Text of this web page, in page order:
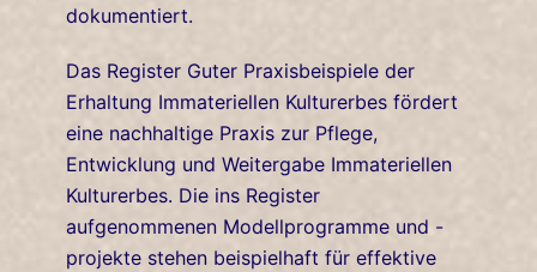
dokumentiert.
Das Register Guter Praxisbeispiele der
Erhaltung Immateriellen Kulturerbes fördert
eine nachhaltige Praxis zur Pflege,
Entwicklung und Weitergabe Immateriellen
Kulturerbes. Die ins Register
aufgenommenen Modellprogramme und -
projekte stehen beispielhaft für effektive